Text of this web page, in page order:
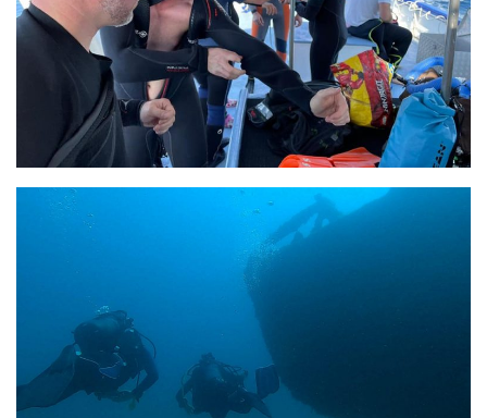
BIO SUB
Environnement et Biologie Sub
Formations
Lac Merveilleux
AUDIOVISUEL
Photo
NAP / NEV
Agenda